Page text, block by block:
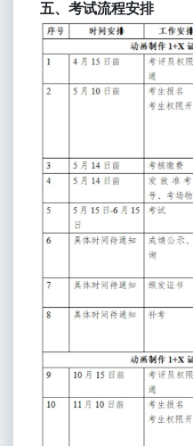
五、考试流程安排